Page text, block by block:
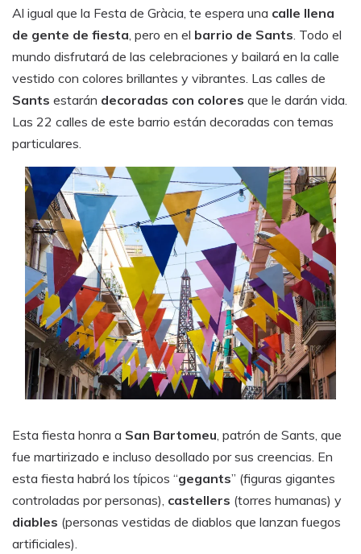
Al igual que la Festa de Gràcia, te espera una calle llena
de gente de fiesta , pero en el barrio de Sants . Todo el
mundo disfrutará de las celebraciones y bailará en la calle
vestido con colores brillantes y vibrantes. Las calles de
Sants estarán decoradas con colores que le darán vida.
Las 22 calles de este barrio están decoradas con temas
particulares.
Esta fiesta honra a San Bartomeu , patrón de Sants, que
fue martirizado e incluso desollado por sus creencias. En
esta fiesta habrá los típicos “gegants” (figuras gigantes
controladas por personas), castellers (torres humanas) y
diables (personas vestidas de diablos que lanzan fuegos
artificiales).